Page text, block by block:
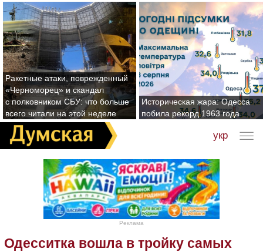
Ракетные атаки, поврежденный
«Черноморец» и скандал
с полковником СБУ: что больше
всего читали на этой неделе
Историческая жара: Одесса
побила рекорд 1963 года
укр
Реклама
Одесситка вошла в тройку самых